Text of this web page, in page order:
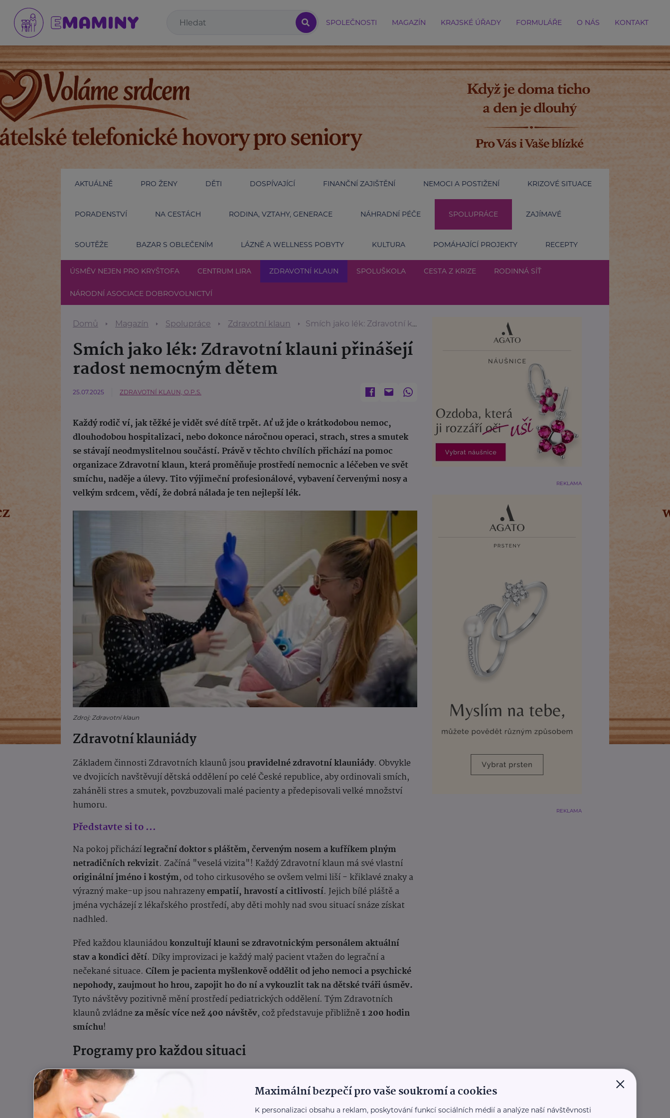
SPOLEČNOSTI MAGAZÍN KRAJSKÉ ÚŘADY FORMULÁŘE O NÁS KONTAKT
AKTUÁLNĚ PRO ŽENY DĚTI DOSPÍVAJÍCÍ FINANČNÍ ZAJIŠTĚNÍ NEMOCI A POSTIŽENÍ KRIZOVÉ SITUACE
PORADENSTVÍ NA CESTÁCH RODINA, VZTAHY, GENERACE NÁHRADNÍ PÉČE SPOLUPRÁCE ZAJÍMAVÉ
SOUTĚŽE BAZAR S OBLEČENÍM LÁZNĚ A WELLNESS POBYTY KULTURA POMÁHAJÍCÍ PROJEKTY RECEPTY
ÚSMĚV NEJEN PRO KRYŠTOFA CENTRUM LIRA ZDRAVOTNÍ KLAUN SPOLUŠKOLA CESTA Z KRIZE RODINNÁ SÍŤ
NÁRODNÍ ASOCIACE DOBROVOLNICTVÍ
Domů Magazín Spolupráce Zdravotní klaun Smích jako lék: Zdravotní klauni přinášejí radost nemocným dětem
Smích jako lék: Zdravotní klauni přinášejí
radost nemocným dětem
25.07.2025 ZDRAVOTNÍ KLAUN, O.P.S.
Každý rodič ví, jak těžké je vidět své dítě trpět. Ať už jde o krátkodobou nemoc,
dlouhodobou hospitalizaci, nebo dokonce náročnou operaci, strach, stres a smutek
se stávají neodmyslitelnou součástí. Právě v těchto chvílích přichází na pomoc
organizace Zdravotní klaun, která proměňuje prostředí nemocnic a léčeben ve svět
smíchu, naděje a úlevy. Tito výjimeční profesionálové, vybavení červenými nosy a
velkým srdcem, vědí, že dobrá nálada je ten nejlepší lék.
Zdroj: Zdravotní klaun
Zdravotní klauniády
Základem činnosti Zdravotních klaunů jsoupravidelné zdravotní klauniády. Obvykle
ve dvojicích navštěvují dětská oddělení po celé České republice, aby ordinovali smích,
zaháněli stres a smutek, povzbuzovali malé pacienty a předepisovali velké množství
humoru.
Představte si to ...
Na pokoj přicházílegrační doktor s pláštěm, červeným nosem a kufříkem plným
netradičních rekvizit. Začíná "veselá vizita"! Každý Zdravotní klaun má své vlastní
originální jméno i kostým, od toho cirkusového se ovšem velmi liší - křiklavé znaky a
výrazný make-up jsou nahrazenyempatií, hravostí a citlivostí. Jejich bílé pláště a
jména vycházejí z lékařského prostředí, aby děti mohly nad svou situací snáze získat
nadhled.
Před každou klauniádoukonzultují klauni se zdravotnickým personálem aktuální
stav a kondici dětí. Díky improvizaci je každý malý pacient vtažen do legrační a
nečekané situace. Cílem je pacienta myšlenkově oddělit od jeho nemoci a psychické
nepohody, zaujmout ho hrou, zapojit ho do ní a vykouzlit tak na dětské tváři úsměv.
Tyto návštěvy pozitivně mění prostředí pediatrických oddělení. Tým Zdravotních
klaunů zvládneza měsíc více než 400 návštěv, což představuje přibližně 1 200 hodin
smíchu!
Programy pro každou situaci
Organizace Zdravotní klaun nabízí celou řadu speciálních programů, které jsou šité na
míru různým potřebám malých pacientů:
NOS! (Na Operační Sál!)
: Speciální tým vyškolených odborníků na úsměv pomáhá
REKLAMA
REKLAMA
×
Maximální bezpečí pro vaše soukromí a cookies
K personalizaci obsahu a reklam, poskytování funkcí sociálních médií a analýze naší návštěvnosti